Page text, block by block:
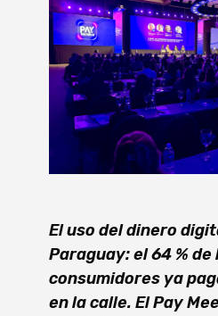
El uso del dinero
Paraguay: el 64 % de
consumidores ya
en la calle. El Pay